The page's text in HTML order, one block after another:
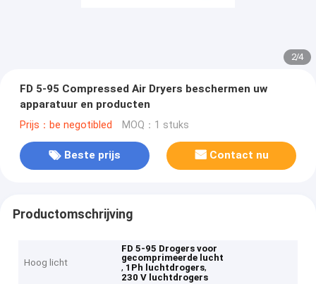
2/4
FD 5-95 Compressed Air Dryers beschermen uw
apparatuur en producten
Prijs：be negotibled MOQ：1 stuks
Beste prijs Contact nu
Productomschrijving
Hoog licht
FD 5-95 Drogers voor
gecomprimeerde lucht
, 1Ph luchtdrogers,
230 V luchtdrogers